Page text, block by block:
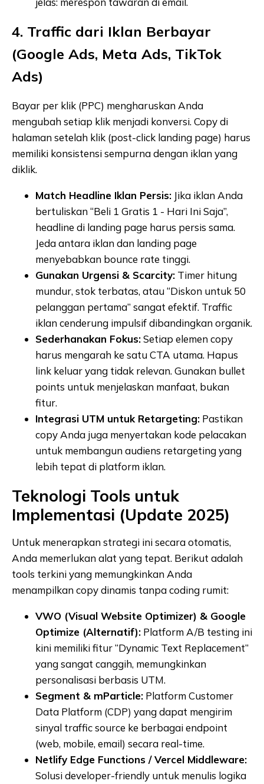
4. Traffic dari Iklan Berbayar
(Google Ads, Meta Ads, TikTok
Ads)
Bayar per klik (PPC) mengharuskan Anda
mengubah setiap klik menjadi konversi. Copy di
halaman setelah klik (post-click landing page) harus
memiliki konsistensi sempurna dengan iklan yang
diklik.
Match Headline Iklan Persis: Jika iklan Anda
bertuliskan “Beli 1 Gratis 1 - Hari Ini Saja”,
headline di landing page harus persis sama.
Jeda antara iklan dan landing page
menyebabkan bounce rate tinggi.
Gunakan Urgensi & Scarcity: Timer hitung
mundur, stok terbatas, atau “Diskon untuk 50
pelanggan pertama” sangat efektif. Traffic
iklan cenderung impulsif dibandingkan organik.
Sederhanakan Fokus:Setiap elemen copy
harus mengarah ke satu CTA utama. Hapus
link keluar yang tidak relevan. Gunakan bullet
points untuk menjelaskan manfaat, bukan
fitur.
Integrasi UTM untuk Retargeting: Pastikan
copy Anda juga menyertakan kode pelacakan
untuk membangun audiens retargeting yang
lebih tepat di platform iklan.
Teknologi Tools untuk
Implementasi (Update 2025)
Untuk menerapkan strategi ini secara otomatis,
Anda memerlukan alat yang tepat. Berikut adalah
tools terkini yang memungkinkan Anda
menampilkan copy dinamis tanpa coding rumit:
VWO (Visual Website Optimizer) & Google
Optimize (Alternatif): Platform A/B testing ini
kini memiliki fitur “Dynamic Text Replacement”
yang sangat canggih, memungkinkan
personalisasi berbasis UTM.
Segment & mParticle: Platform Customer
Data Platform (CDP) yang dapat mengirim
sinyal traffic source ke berbagai endpoint
(web, mobile, email) secara real-time.
Netlify Edge Functions / Vercel Middleware:
Solusi developer-friendly untuk menulis logika